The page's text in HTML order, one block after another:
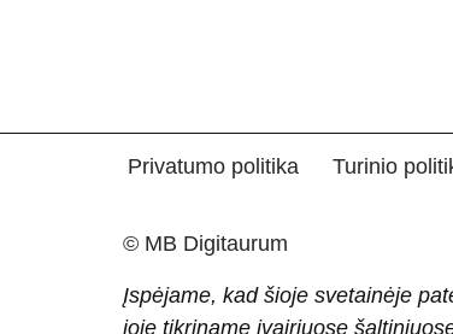
Privatumo politika Turinio
© MB Digitaurum
Įspėjame, kad šioje svetainėje
joje tikriname įvairiuose